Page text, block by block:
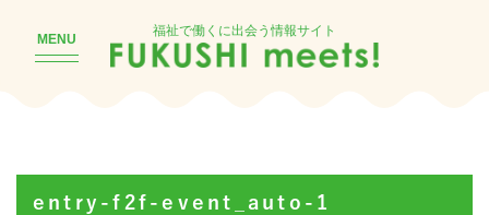
MENU
福祉で働くに出会う情報サイト
entry-f2f-event_auto-1